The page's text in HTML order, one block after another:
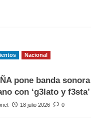
Nacional
pone banda sonora
con ‘g3lato y f3sta’
18 julio 2026 0